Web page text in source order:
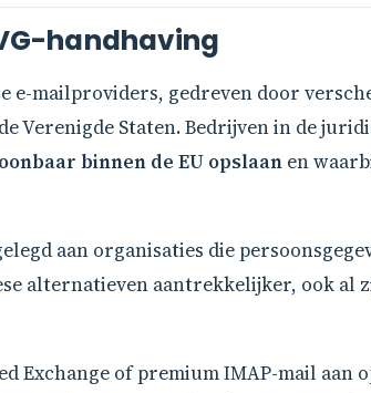
handhaving
e-mailproviders, gedreven door
Verenigde Staten. Bedrijven in de
binnen de EU opslaan en
aan organisaties die
alternatieven aantrekkelijker, ook al
Exchange of premium IMAP-mail aan